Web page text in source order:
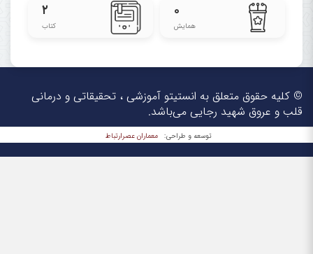
۰
همایش
۲
کتاب
© کلیه حقوق متعلق به انستیتو آموزشی ، تحقیقاتی و درمانی
قلب و عروق شهید رجایی می‌باشد.
توسعه و طراحی: معماران عصر‌ارتباط